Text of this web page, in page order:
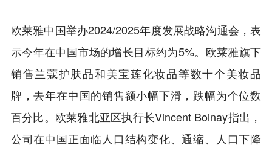
欧莱雅中国举办2024/2025年度发展战略沟通会，表
示今年在中国市场的增长目标约为5%。欧莱雅旗下
销售兰蔻护肤品和美宝莲化妆品等数十个美妆品
牌，去年在中国的销售额小幅下滑，跌幅为个位数
百分比。欧莱雅北亚区执行长Vincent Boinay指出，
公司在中国正面临人口结构变化、通缩、人口下降